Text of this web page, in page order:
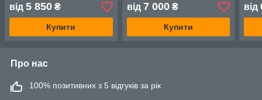
від 5 850 ₴
Купити
від 7 000₴
Купити
від
Про нас
100% позитивних з 5 відгуків за рік